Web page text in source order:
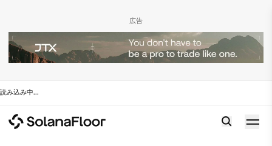
広告
読み込み中...